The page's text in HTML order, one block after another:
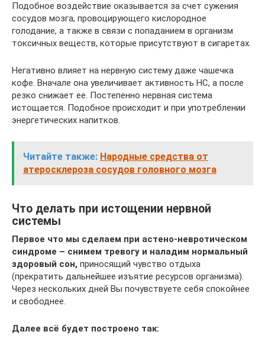
Подобное воздействие оказывается за счет сужения
сосудов мозга, провоцирующего кислородное
голодание, а также в связи с попаданием в организм
токсичных веществ, которые присутствуют в сигаретах.
Негативно влияет на нервную систему даже чашечка
кофе. Вначале она увеличивает активность НС, а после
резко снижает ее. Постепенно нервная система
истощается. Подобное происходит и при употреблении
энергетических напитков.
Читайте также: Народные средства от
атеросклероза сосудов головного мозга
Что делать при истощении нервной
системы
Первое что мы сделаем при астено-невротическом
синдроме – снимем тревогу и наладим нормальный
здоровый сон, приносящий чувство отдыха
(прекратить дальнейшее изъятие ресурсов организма).
Через нескольких дней Вы почувствуете себя спокойнее
и свободнее.
Далее всё будет построено так: